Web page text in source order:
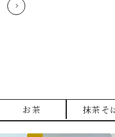
お茶 抹茶そ